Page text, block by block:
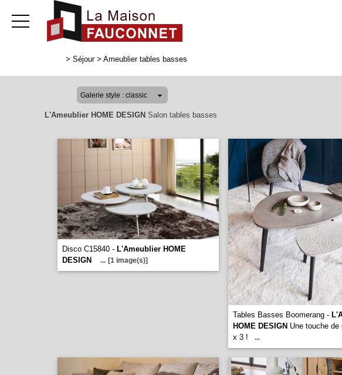
> Séjour> Ameublier tables basses
L'Ameublier HOME DESIGN Salon tables basses
Disco C15840 - L'Ameublier HOME
DESIGN
... [1 image(s)]
Tables Basses Boomerang -
HOME DESIGN Une touche
x 3 !
...